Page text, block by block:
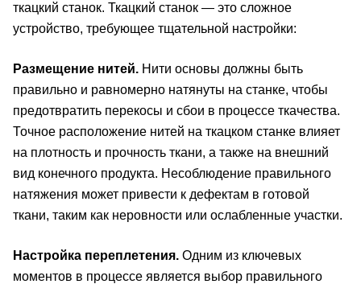
ткацкий станок. Ткацкий станок — это сложное
устройство, требующее тщательной настройки:
Размещение нитей. Нити основы должны быть
правильно и равномерно натянуты на станке, чтобы
предотвратить перекосы и сбои в процессе ткачества.
Точное расположение нитей на ткацком станке влияет
на плотность и прочность ткани, а также на внешний
вид конечного продукта. Несоблюдение правильного
натяжения может привести к дефектам в готовой
ткани, таким как неровности или ослабленные участки.
Настройка переплетения. Одним из ключевых
моментов в процессе является выбор правильного